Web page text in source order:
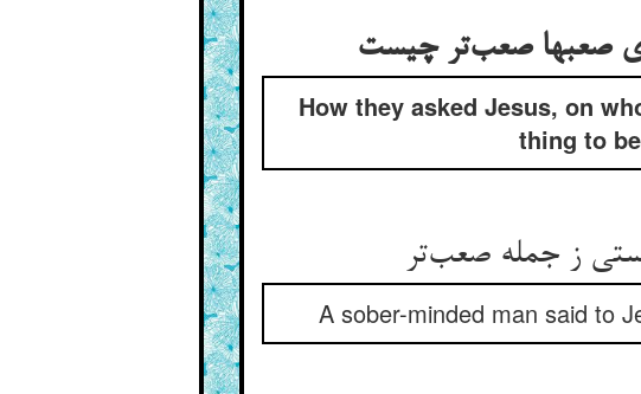
صعبها صعب‌تر چیست
How they asked Jesus, on
thing to
ز جمله صعب‌تر
A sober-minded man said to